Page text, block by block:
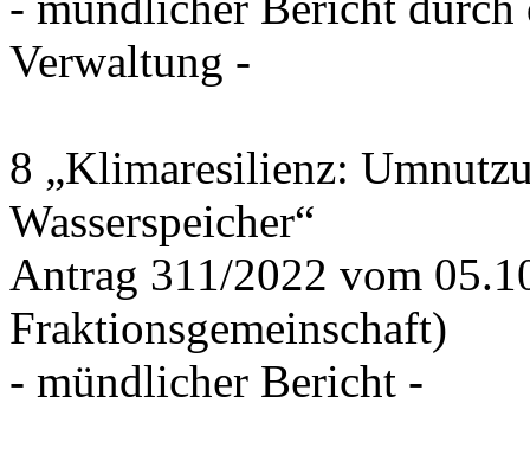
Verwaltung -
8 „Klimaresilienz:
Wasserspeicher“
Antrag 311/2022 vom
Fraktionsgemeinschaft)
- mündlicher Bericht -